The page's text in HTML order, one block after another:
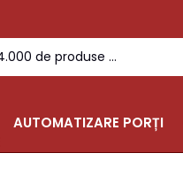
AUTOMATIZARE PORȚI